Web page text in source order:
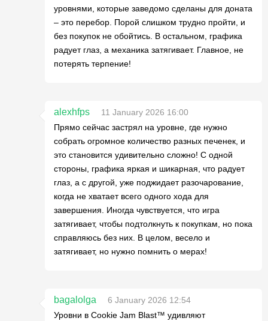
уровнями, которые заведомо сделаны для доната
– это перебор. Порой слишком трудно пройти, и
без покупок не обойтись. В остальном, графика
радует глаз, а механика затягивает. Главное, не
потерять терпение!
alexhfps
11 January 2026 16:00
Прямо сейчас застрял на уровне, где нужно
собрать огромное количество разных печенек, и
это становится удивительно сложно! С одной
стороны, графика яркая и шикарная, что радует
глаз, а с другой, уже поджидает разочарование,
когда не хватает всего одного хода для
завершения. Иногда чувствуется, что игра
затягивает, чтобы подтолкнуть к покупкам, но пока
справляюсь без них. В целом, весело и
затягивает, но нужно помнить о мерах!
bagalolga
6 January 2026 12:54
Уровни в Cookie Jam Blast™ удивляют